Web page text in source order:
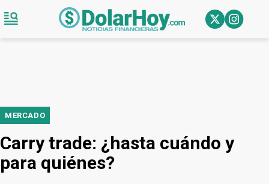
MERCADO
Carry trade: ¿hasta cuándo y
para quiénes?